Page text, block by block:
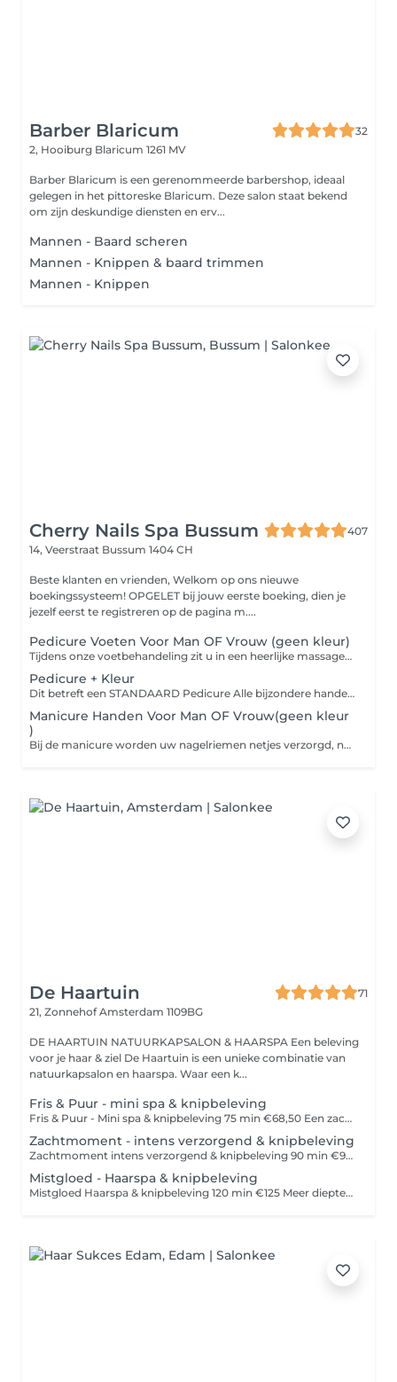
Barber Blaricum
32
2, Hooiburg Blaricum 1261 MV
Barber Blaricum is een gerenommeerde barbershop, ideaal
gelegen in het pittoreske Blaricum. Deze salon staat bekend
om zijn deskundige diensten en erv...
Mannen - Baard scheren
Mannen - Knippen & baard trimmen
Mannen - Knippen
Cherry Nails Spa Bussum
407
14, Veerstraat Bussum 1404 CH
Beste klanten en vrienden, Welkom op ons nieuwe
boekingssysteem! OPGELET bij jouw eerste boeking, dien je
jezelf eerst te registreren op de pagina m....
Pedicure Voeten Voor Man OF Vrouw (geen kleur)
Tijdens onze voetbehandeling zit u in een heerlijke massagestoel en geniet u van een voetenbad. Bij de spa pedicure worden uw nagelriemen netjes verzorgd - Nagels knippen + glad maken + vorm vijlen, ingegroeide nagel behandelen - Verwijderen van eelt en ruwe plekjes - Massage met scrub - Spray met desinfecterende alcohol - Voeten insmeren met creme als afsluiting _ Let op kost 10€ extra per kuntsnagel
Pedicure + Kleur
Dit betreft een STANDAARD Pedicure Alle bijzondere handelingen die risicovol zijn (bijvoorbeeld een ingegroeide teennagel of in geval van suikerziekte) gebeuren op eigen risico.
Manicure Handen Voor Man OF Vrouw(geen kleur
)
Bij de manicure worden uw nagelriemen netjes verzorgd, nagels worden geknipt en glad gemaakt. De vorm van de nagel wordt gevijld en als afsluiting worden de handen met creme ingesmeerd.
De Haartuin
71
21, ZonnehofAmsterdam 1109BG
DE HAARTUIN NATUURKAPSALON & HAARSPA Een beleving
voor je haar & ziel De Haartuin is een unieke combinatie van
natuurkapsalon en haarspa. Waar een k...
Fris & Puur - mini spa & knipbeleving
Fris & Puur - Mini spa & knipbeleving 75 min €68,50 Een zachte basisbeleving voor fris, luchtig en verzorgd haar. Voel je herboren met de Fris & Puur beleving. Deze mini spa is bedoeld om je haar en hoofdhuid op te frissen en weer in balans te brengen. Aromatherapie en rustige opening met drukpunten, een zache detox klei scrub, verzorgende wasmassage, waterstraalmassage, aandacht voor ontspanning en een knipbeleving en styling fgestemd op jouw haar. Voor wie: - Je haar & hoofdhuid weer licht, schoon en in model wil brengen. - Weinig tijd heeft, maar wel aandacht en kwaliteit wil. - Een eerste kennismaking zoekt met De Haartuin. - Je haar & hoofdhuid tussen grotere belevingen door wil onderhouden.
Zachtmoment - intens verzorgend & knipbeleving
Zachtmoment intens verzorgend & knipbeleving 90 min €95 Balans tussen verzorging en ontspanning. Hier begint het echte vertragen. Zachtmoment is voor wie behoefte heeft aan meer ontspanning en intensieve verzorging. Aromatherapie en rustige opening met drukpunten, een heerlijk ontspannen warme kruidenoliemassage van het hoofd en de nek, zachte detoxscrub en uitgebreide wasmassages, waterstraalmassage krijgt het haar een zachte oppepper en komt het lichaam tot rust. Een moment om te vertragen en je haar liefdevol te ondersteunen. Inclusief knipbeleving en styling. Voor wie: - Behoefte heeft aan meer ontspanning, maar niet meteen uren wil liggen. - Haar en hoofdhuid gezond wil houden, zonder overprikkeling. - Voelt dat je hoofd vol zit en even wil vertragen. - Een balans zoekt tussen verzorging en een moment voor jezelf.
Mistgloed - Haarspa & knipbeleving
Mistgloed Haarspa & knipbeleving 120 min €125 Meer diepte, meer rust, meer loslaten. Met stoom en intensere verzorging. Voor wie dieper wil ontspannen en langer wil wegzakken in rust. Aromatherapie en rustige opening met drukpunten, een heerlijk ontspannen warme kruidenolie massage, detoxkleiscrub, stoombehandeling, waterstraalmassage en uitgebreide massages van het hoofd, nek, schouders, decolleté ontstaat er meer ruimte zachtheid en ontspanning. Inclusief knipbeleving em styling. Voor wie: - Merkt dat spanning zich vastzet in nek en schouders. - Behoefte heeft aan meer rust, vertraging en aandacht. - Haar & hoofdhuid intensiever wil verzorgen ( droog/ beschadigd haar, krullen, onrustige/ vette/ droge hoofdhuid) - Even helemaal uit het hoofd wil en in het lichaam wil zakken.